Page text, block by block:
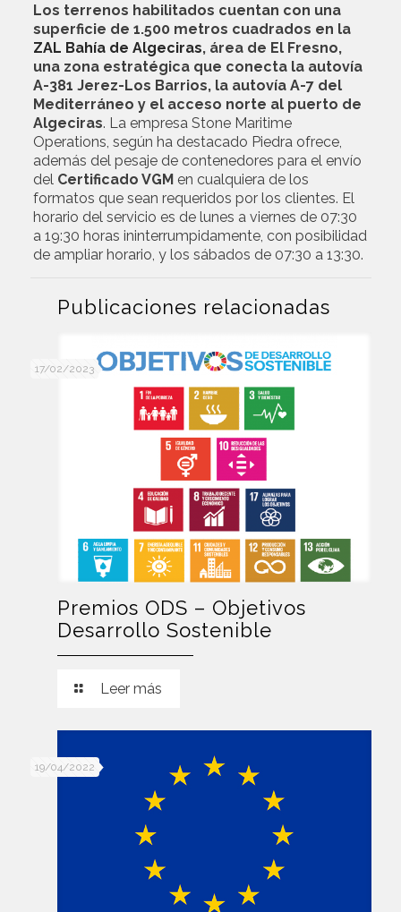
Los terrenos habilitados cuentan con una
superficie de 1.500 metros cuadrados en la
ZAL Bahía de Algeciras, área de El Fresno,
una zona estratégica que conecta la autovía
A-381 Jerez-Los Barrios, la autovía A-7 del
Mediterráneo y el acceso norte al puerto de
Algeciras. La empresa Stone Maritime
Operations, según ha destacado Piedra ofrece,
además del pesaje de contenedores para el envío
del Certificado VGM en cualquiera de los
formatos que sean requeridos por los clientes. El
horario del servicio es de lunes a viernes de 07:30
a 19:30 horas ininterrumpidamente, con posibilidad
de ampliar horario, y los sábados de 07:30 a 13:30.
Publicaciones relacionadas
17/02/2023
Premios ODS – Objetivos
Desarrollo Sostenible
Leer más
19/04/2022